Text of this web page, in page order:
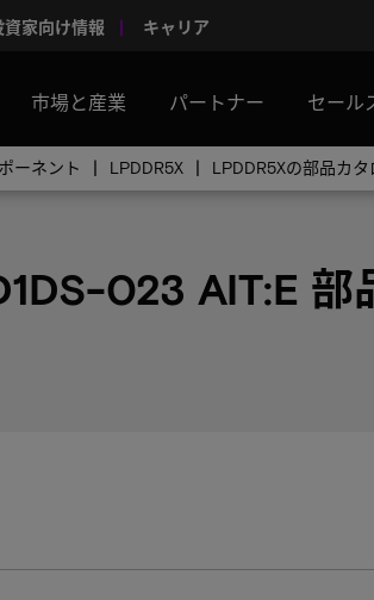
資家向け情報 キャリア
市場と産業 パートナー セール
ーネント LPDDR5X LPDDR5Xの部品カタ
023 AIT:E 部